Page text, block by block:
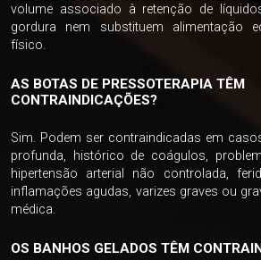
volume associado à retenção de
gordura nem substituem alimentação
físico.
AS BOTAS DE PRESSOTERAPIA TÊM
CONTRAINDICAÇÕES?
Sim. Podem ser contraindicadas em
profunda, histórico de coágulos,
hipertensão arterial não controlada,
inflamações agudas, varizes graves ou
médica.
OS BANHOS GELADOS TÊM